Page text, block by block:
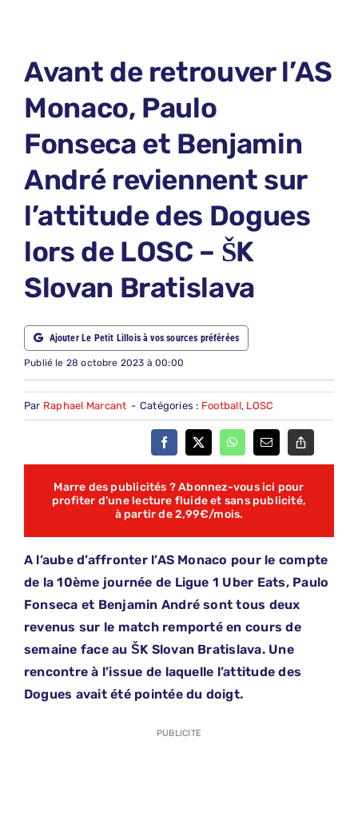
ABONNEMENTS
NOUS CONTACTER
NOUS SUIVRE
Rechercher:
Avant de retrouver l’AS
Monaco, Paulo
Fonseca et Benjamin
André reviennent sur
l’attitude des Dogues
lors de LOSC – ŠK
Slovan Bratislava
Ajouter Le Petit Lillois à vos sources préférées
Publié le 28 octobre 2023 à 00:00
Par Raphael Marcant - Catégories : Football, LOSC
Marre des publicités ? Abonnez-vous ici pour
profiter d’une lecture fluide et sans publicité,
à partir de 2,99€/mois.
A l’aube d’affronter l’AS Monaco pour le compte
de la 10ème journée de Ligue 1 Uber Eats, Paulo
Fonseca et Benjamin André sont tous deux
revenus sur le match remporté en cours de
semaine face au ŠK Slovan Bratislava. Une
rencontre à l’issue de laquelle l’attitude des
Dogues avait été pointée du doigt.
PUBLICITE